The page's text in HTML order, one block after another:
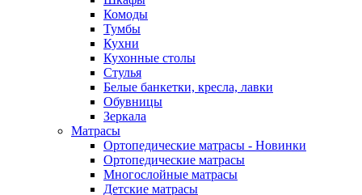
Комоды
Тумбы
Кухни
Кухонные столы
Стулья
Белые банкетки, кресла, лавки
Обувницы
Зеркала
Матрасы
Ортопедические матрасы - Новинки
Ортопедические матрасы
Многослойные матрасы
Детские матрасы